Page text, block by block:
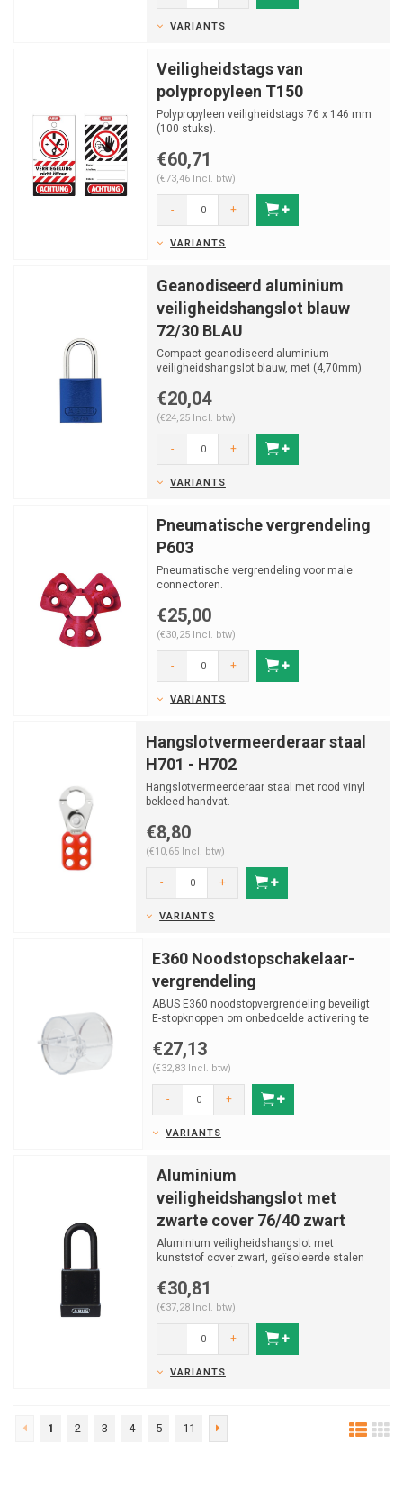
VARIANTS
Veiligheidstags van
polypropyleen T150
Polypropyleen veiligheidstags 76 x 146 mm
(100 stuks).
€60,71
(€73,46 Incl. btw)
- +
VARIANTS
Geanodiseerd aluminium
veiligheidshangslot blauw
72/30 BLAU
Compact geanodiseerd aluminium
veiligheidshangslot blauw, met (4,70mm)
€20,04
(€24,25 Incl. btw)
- +
VARIANTS
Pneumatische vergrendeling
P603
Pneumatische vergrendeling voor male
connectoren.
€25,00
(€30,25 Incl. btw)
- +
VARIANTS
Hangslotvermeerderaar staal
H701 - H702
Hangslotvermeerderaar staal met rood vinyl
bekleed handvat.
€8,80
(€10,65 Incl. btw)
- +
VARIANTS
E360 Noodstopschakelaar-
vergrendeling
ABUS E360 noodstopvergrendeling beveiligt
E-stopknoppen om onbedoelde activering te
€27,13
(€32,83 Incl. btw)
- +
VARIANTS
Aluminium
veiligheidshangslot met
zwarte cover 76/40 zwart
Aluminium veiligheidshangslot met
kunststof cover zwart, geïsoleerde stalen
€30,81
(€37,28 Incl. btw)
- +
VARIANTS
1 2 3 4 5 11